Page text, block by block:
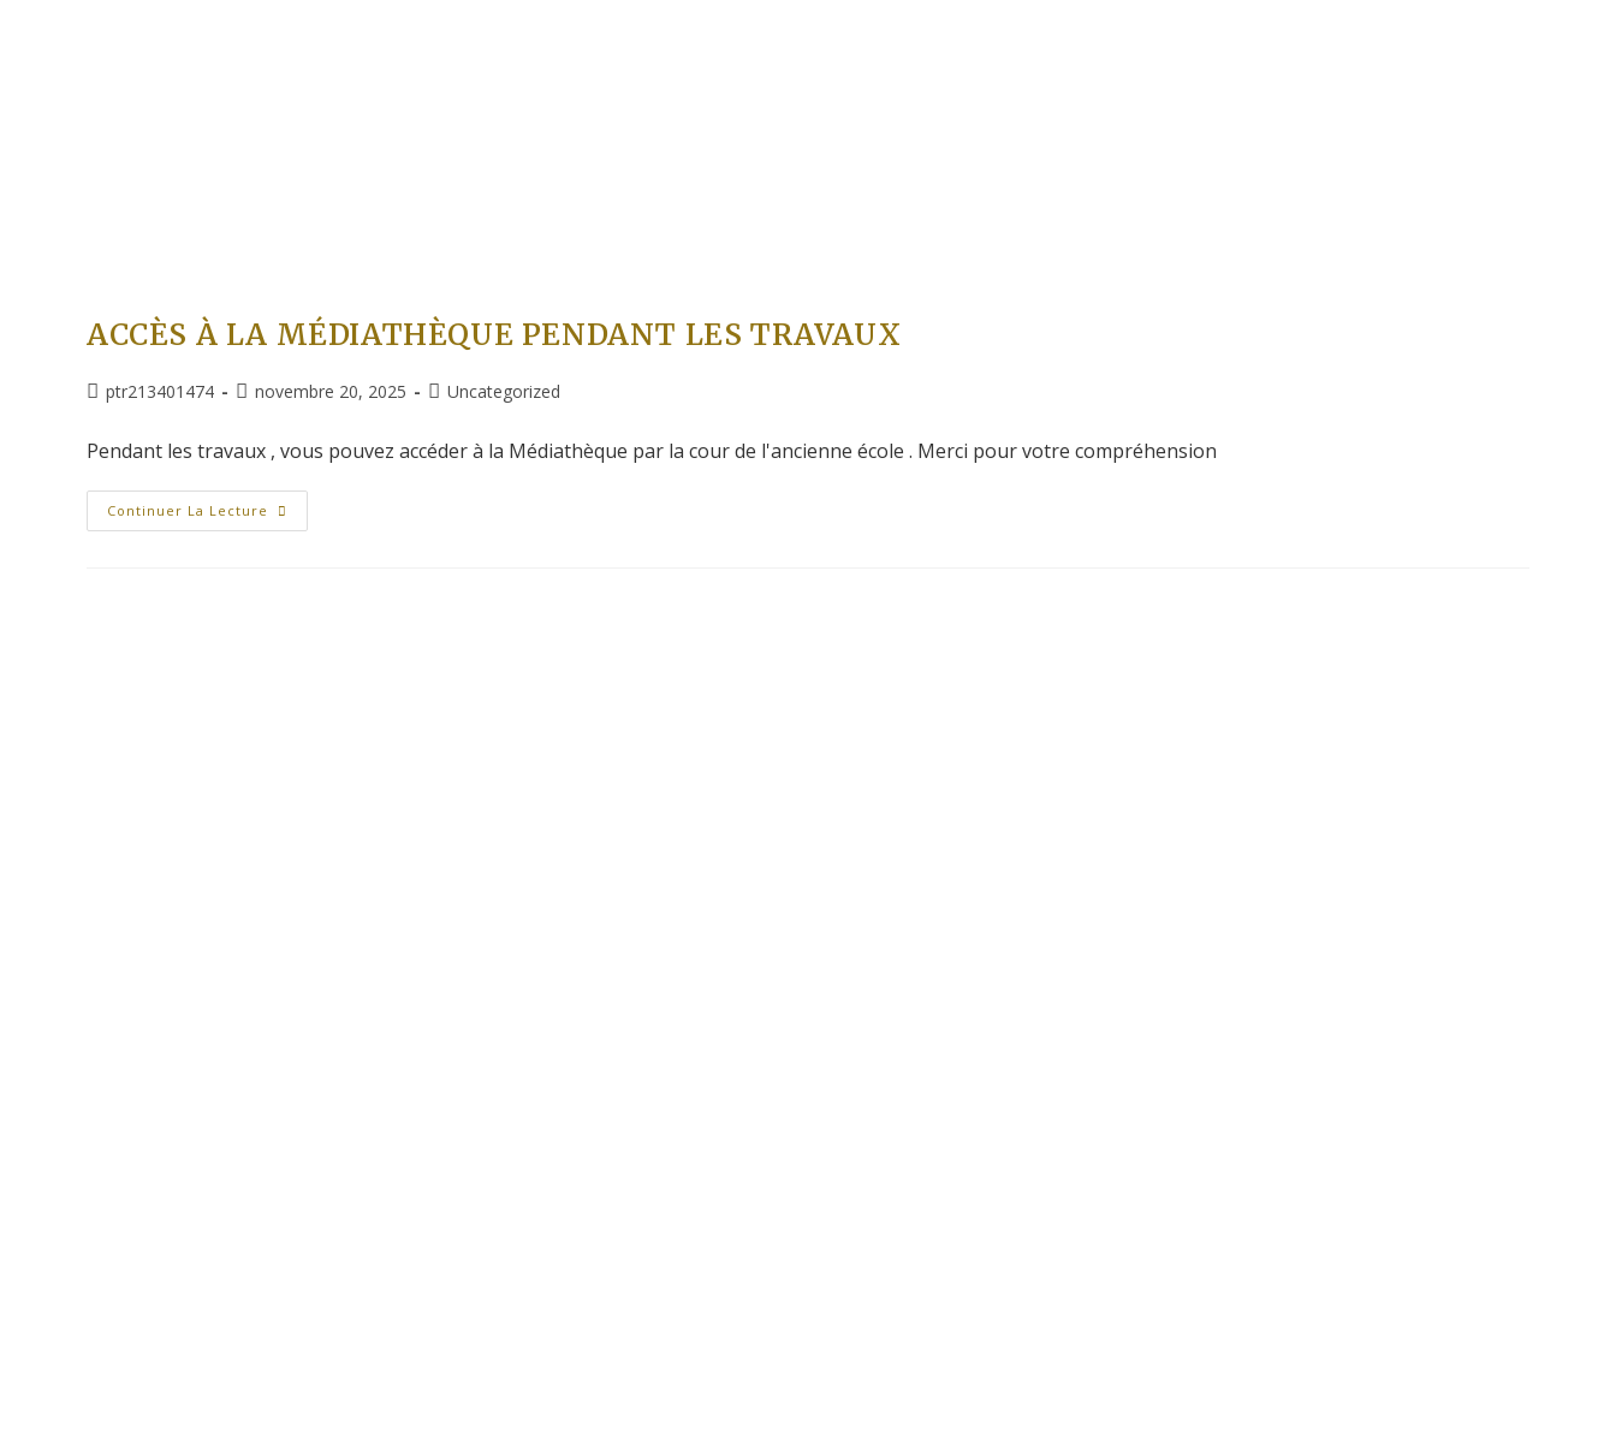
ACCÈS À LA MÉDIATHÈQUE PENDANT LES TRAVAUX
ptr213401474 novembre 20, 2025 Uncategorized
Pendant les travaux , vous pouvez accéder à la Médiathèque par la cour de l'ancienne école . Merci pour votre compréhension
Continuer La Lecture